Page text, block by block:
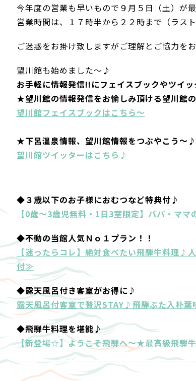
今年度の営業も早いもので９月５日（土）が最
営業時間は、１７時半から２２時まで（ラス
ご迷惑をお掛け致しますがご理解とご協力をお
望川館も始めました～♪
お手軽に情報発信!!にフェイスブックやツイ
★望川館の情報発信をお愉しみ頂ける望川館
望川館フェイスブックはこちら～
★下呂温泉情報、望川館情報をつぶやこう～♪
望川館ツイッターはこちら♪
◆３歳以下のお子様におむつなど特典付♪
【0歳～3歳児無料・1日3室限定】パパ・マ
◆不動の当館人気Ｎｏ１プラン！！
【迷ったらコレ】絶対食べたい飛騨牛料理
付≫
◆露天風呂付き客室がお得に♪
露天風呂付客室で贅沢STAY♪飛騨ぶた入朴
◆飛騨牛料理を堪能♪
【新登場☆】ようこそ飛騨へ～★最高級飛騨